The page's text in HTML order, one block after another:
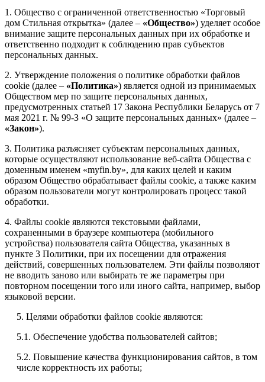
1. Общество с ограниченной ответственностью «Торговый
дом Стильная открытка» (далее – «Общество») уделяет особое
внимание защите персональных данных при их обработке и
ответственно подходит к соблюдению прав субъектов
персональных данных.
2. Утверждение положения о политике обработки файлов
cookie (далее – «Политика») является одной из принимаемых
Обществом мер по защите персональных данных,
предусмотренных статьей 17 Закона Республики Беларусь от 7
мая 2021 г. № 99-З «О защите персональных данных» (далее –
«Закон»).
3. Политика разъясняет субъектам персональных данных,
которые осуществляют использование веб-сайта Общества с
доменным именем «myfin.by», для каких целей и каким
образом Общество обрабатывает файлы cookie, а также каким
образом пользователи могут контролировать процесс такой
обработки.
4. Файлы cookie являются текстовыми файлами,
сохраненными в браузере компьютера (мобильного
устройства) пользователя сайта Общества, указанных в
пункте 3 Политики, при их посещении для отражения
действий, совершенных пользователем. Эти файлы позволяют
не вводить заново или выбирать те же параметры при
повторном посещении того или иного сайта, например, выбор
языковой версии.
5. Целями обработки файлов cookie являются:
5.1. Обеспечение удобства пользователей сайтов;
5.2. Повышение качества функционирования сайтов, в том
числе корректность их работы;